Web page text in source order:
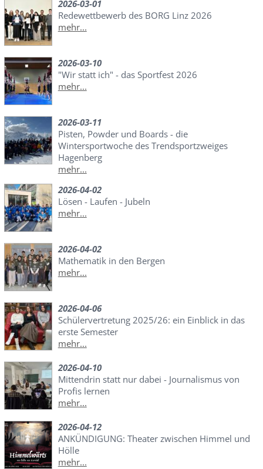
2026-03-01
Redewettbewerb des BORG Linz 2026
mehr...
2026-03-10
"Wir statt ich" - das Sportfest 2026
mehr...
2026-03-11
Pisten, Powder und Boards - die
Wintersportwoche des Trendsportzweiges
Hagenberg
mehr...
2026-04-02
Lösen - Laufen - Jubeln
mehr...
2026-04-02
Mathematik in den Bergen
mehr...
2026-04-06
Schülervertretung 2025/26: ein Einblick in das
erste Semester
mehr...
2026-04-10
Mittendrin statt nur dabei - Journalismus von
Profis lernen
mehr...
2026-04-12
ANKÜNDIGUNG: Theater zwischen Himmel und
Hölle
mehr...